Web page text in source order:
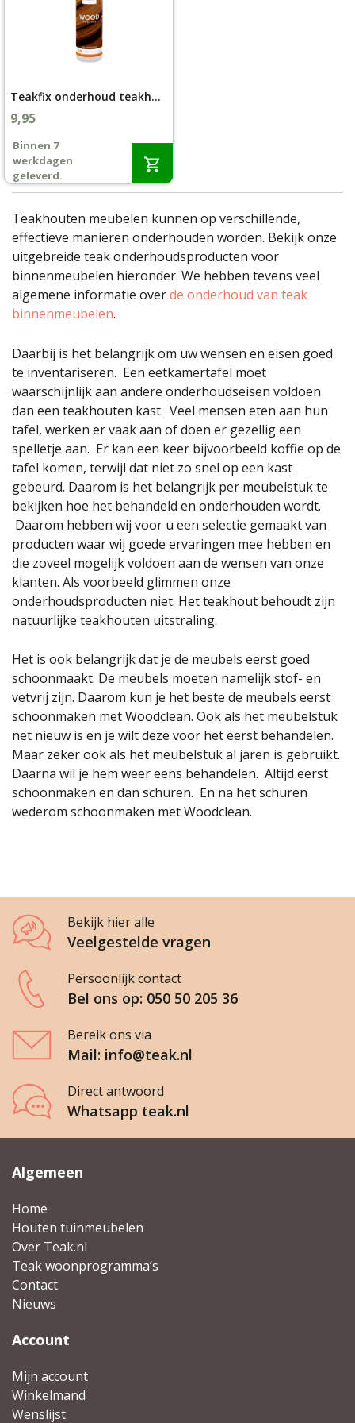
Teakfix onderhoud teakhout binnen
9,95
Binnen 7
werkdagen
geleverd.
Teakhouten meubelen kunnen op verschillende,
effectieve manieren onderhouden worden. Bekijk onze
uitgebreide teak onderhoudsproducten voor
binnenmeubelen hieronder. We hebben tevens veel
algemene informatie overde onderhoud van teak
binnenmeubelen.
Daarbij is het belangrijk om uw wensen en eisen goed
te inventariseren. Een eetkamertafel moet
waarschijnlijk aan andere onderhoudseisen voldoen
dan een teakhouten kast. Veel mensen eten aan hun
tafel, werken er vaak aan of doen er gezellig een
spelletje aan. Er kan een keer bijvoorbeeld koffie op de
tafel komen, terwijl dat niet zo snel op een kast
gebeurd. Daarom is het belangrijk per meubelstuk te
bekijken hoe het behandeld en onderhouden wordt.
Daarom hebben wij voor u een selectie gemaakt van
producten waar wij goede ervaringen mee hebben en
die zoveel mogelijk voldoen aan de wensen van onze
klanten. Als voorbeeld glimmen onze
onderhoudsproducten niet. Het teakhout behoudt zijn
natuurlijke teakhouten uitstraling.
Het is ook belangrijk dat je de meubels eerst goed
schoonmaakt. De meubels moeten namelijk stof- en
vetvrij zijn. Daarom kun je het beste de meubels eerst
schoonmaken met Woodclean. Ook als het meubelstuk
net nieuw is en je wilt deze voor het eerst behandelen.
Maar zeker ook als het meubelstuk al jaren is gebruikt.
Daarna wil je hem weer eens behandelen. Altijd eerst
schoonmaken en dan schuren. En na het schuren
wederom schoonmaken met Woodclean.
Bekijk hier alle
Veelgestelde vragen
Persoonlijk contact
Bel ons op: 050 50 205 36
Bereik ons via
Mail: info@teak.nl
Direct antwoord
Whatsapp teak.nl
Algemeen
Home
Houten tuinmeubelen
Over Teak.nl
Teak woonprogramma’s
Contact
Nieuws
Account
Mijn account
Winkelmand
Wenslijst